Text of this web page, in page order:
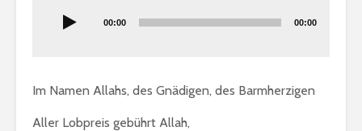
Player
00:00 00:00
Im Namen Allahs, des Gnädigen, des Barmherzigen
Aller Lobpreis gebührt Allah,